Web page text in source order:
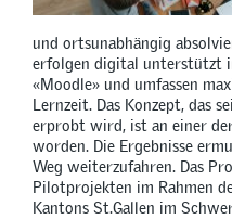
und ortsunabhängig
erfolgen digital unterstützt
«Moodle» und umfassen
Lernzeit. Das Konzept, das
erprobt wird, ist an einer
worden. Die Ergebnisse
Weg weiterzufahren. Das
Pilotprojekten im Rahmen
Kantons St.Gallen im